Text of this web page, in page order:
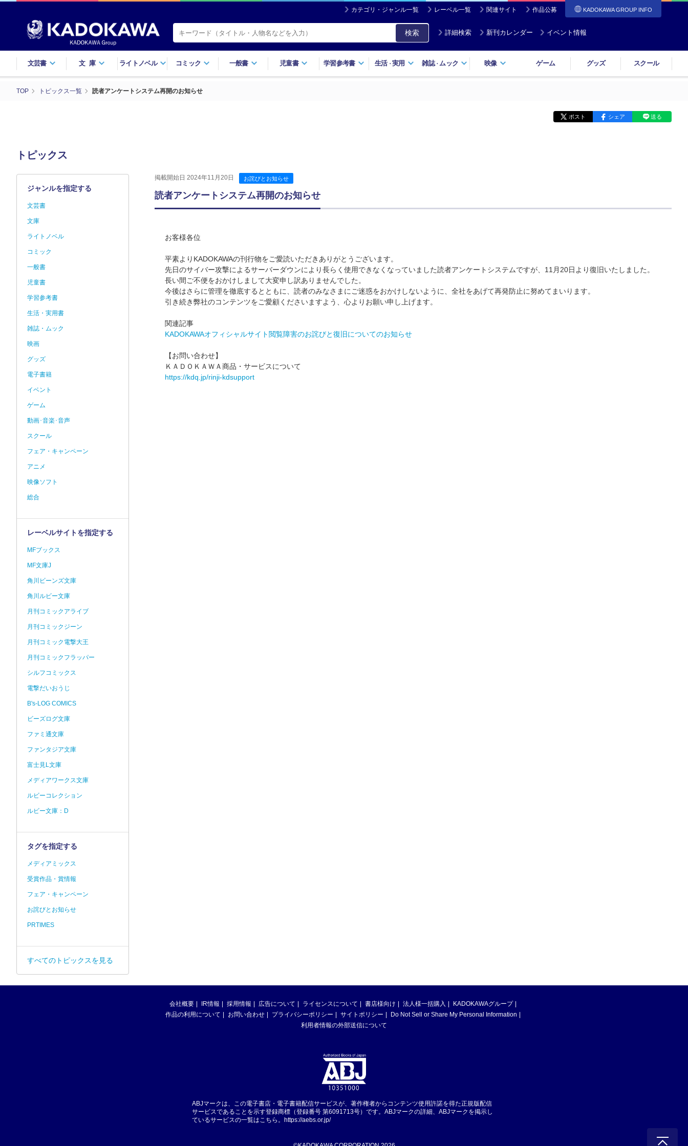
カテゴリ・ジャンル一覧 レーベル一覧 関連サイト 作品公募 KADOKAWA GROUP INFO
検索 詳細検索 新刊カレンダー イベント情報
文芸書 文庫 ライトノベル コミック 一般書 児童書 学習参考書 生活・実用 雑誌・ ムック 映像 ゲーム グッズ スクール
TOP トピックス一覧 読者アンケートシステム再開のお知らせ
ポスト シェア 送る
トピックス
掲載開始日 2024年11月20日 お詫びとお知らせ
読者アンケートシステム再開のお知らせ
お客様各位
平素よりKADOKAWAの刊行物をご愛読いただきありがとうございます。
先日のサイバー攻撃によるサーバーダウンにより長らく使用できなくなっていました読者アンケートシステムですが、11月20日より復旧いたしました。
長い間ご不便をおかけしまして大変申し訳ありませんでした。
今後はさらに管理を徹底するとともに、読者のみなさまにご迷惑をおかけしないように、全社をあげて再発防止に努めてまいります。
引き続き弊社のコンテンツをご愛顧くださいますよう、心よりお願い申し上げます。
関連記事
KADOKAWAオフィシャルサイト閲覧障害のお詫びと復旧についてのお知らせ
【お問い合わせ】
ＫＡＤＯＫＡＷＡ商品・サービスについて
https://kdq.jp/rinji-kdsupport
ジャンルを指定する
文芸書
文庫
ライトノベル
コミック
一般書
児童書
学習参考書
生活・実用書
雑誌・ムック
映画
グッズ
電子書籍
イベント
ゲーム
動画･音楽･音声
スクール
フェア・キャンペーン
アニメ
映像ソフト
総合
レーベルサイトを指定する
MFブックス
MF文庫J
角川ビーンズ文庫
角川ルビー文庫
月刊コミックアライブ
月刊コミックジーン
月刊コミック電撃大王
月刊コミックフラッパー
シルフコミックス
電撃だいおうじ
B's-LOG COMICS
ビーズログ文庫
ファミ通文庫
ファンタジア文庫
富士見L文庫
メディアワークス文庫
ルビーコレクション
ルビー文庫：D
タグを指定する
メディアミックス
受賞作品・賞情報
フェア・キャンペーン
お詫びとお知らせ
PRTIMES
すべてのトピックスを見る
会社概要 IR情報 採用情報 広告について ライセンスについて 書店様向け 法人様一括購入
KADOKAWAグループ
作品の利用について
お問い合わせ プライバシーポリシー サイトポリシー
Do Not Sell or Share My Personal Information
利用者情報の外部送信について
ABJマークは、この電子書店・電子書籍配信サービスが、著作権者からコンテンツ使用許諾を得た正規版配信
サービスであることを示す登録商標（登録番号 第6091713号）です。ABJマークの詳細、ABJマークを掲示し
ているサービスの一覧はこちら。 https://aebs.or.jp/